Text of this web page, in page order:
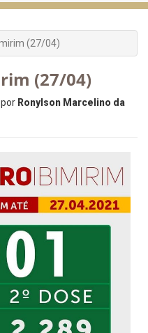
(27/04)
(27/04)
por Ronylson Marcelino da